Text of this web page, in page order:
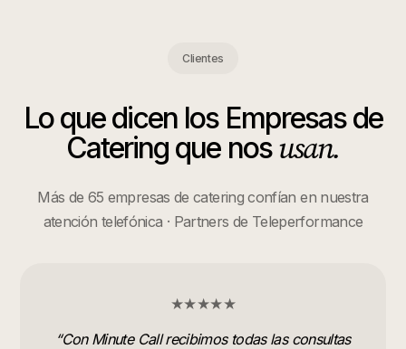
Clientes
Lo que dicen los Empresas de
Catering que nosusan.
Más de 65 empresas de catering confían en nuestra
atención telefónica · Partners de Teleperformance
★★★★★
“Con Minute Call recibimos todas las consultas